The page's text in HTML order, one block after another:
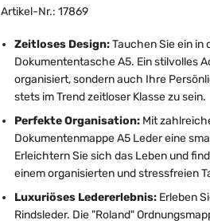
Artikel-Nr.: 17869
Zeitloses Design:Tauchen Sie ein in
Dokumententasche A5. Ein stilvolles
organisiert, sondern auch Ihre
stets im Trend zeitloser Klasse zu sein.
Perfekte Organisation: Mit
Dokumentenmappe A5 Leder eine
Erleichtern Sie sich das Leben und
einem organisierten und stressfreien
Luxuriöses Ledererlebnis:Erleben
Rindsleder. Die "Roland"